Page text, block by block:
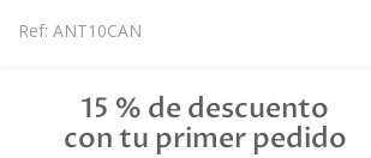
15 % de descuento
con tu primer pedido
Ref: ANT10CAN
Referencia: ANT10CAN